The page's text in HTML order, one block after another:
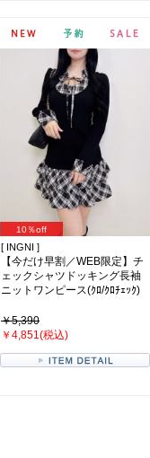
10％off
[ INGNI ]
【今だけ早割／WEB限定】チ
ェックシャツドッキング長袖
ニットワンピース(ｸﾛ/ｸﾛﾁｪｯｸ)
￥5,390
￥4,851(税込)